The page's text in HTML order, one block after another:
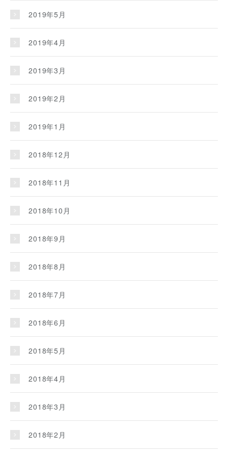
2019年5月
2019年4月
2019年3月
2019年2月
2019年1月
2018年12月
2018年11月
2018年10月
2018年9月
2018年8月
2018年7月
2018年6月
2018年5月
2018年4月
2018年3月
2018年2月